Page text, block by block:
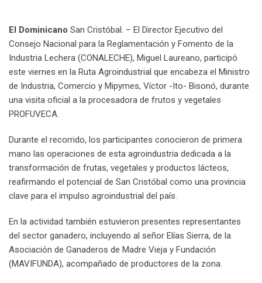
El Dominicano San Cristóbal. – El Director Ejecutivo del
Consejo Nacional para la Reglamentación y Fomento de la
Industria Lechera (CONALECHE), Miguel Laureano, participó
este viernes en la Ruta Agroindustrial que encabeza el Ministro
de Industria, Comercio y Mipymes, Víctor -Ito- Bisonó, durante
una visita oficial a la procesadora de frutos y vegetales
PROFUVECA.
Durante el recorrido, los participantes conocieron de primera
mano las operaciones de esta agroindustria dedicada a la
transformación de frutas, vegetales y productos lácteos,
reafirmando el potencial de San Cristóbal como una provincia
clave para el impulso agroindustrial del país.
En la actividad también estuvieron presentes representantes
del sector ganadero, incluyendo al señor Elías Sierra, de la
Asociación de Ganaderos de Madre Vieja y Fundación
(MAVIFUNDA), acompañado de productores de la zona.